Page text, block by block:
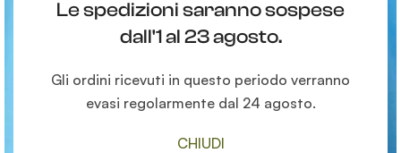
Le spedizioni saranno sospese
dall'1 al 23 agosto.
Gli ordini ricevuti in questo periodo verranno
evasi regolarmente dal 24 agosto.
CHIUDI